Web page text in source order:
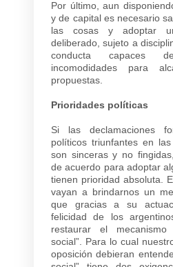
Por último, aun
y de capital es necesario
las cosas y adoptar
deliberado, sujeto a
conducta capaces
incomodidades para
propuestas.
Prioridades políticas
Si las declamaciones
políticos triunfantes en
son sinceras y no
de acuerdo para adoptar
tienen prioridad absoluta.
vayan a brindarnos un
que gracias a su
felicidad de los
restaurar el
social”. Para lo cual
oposición debieran